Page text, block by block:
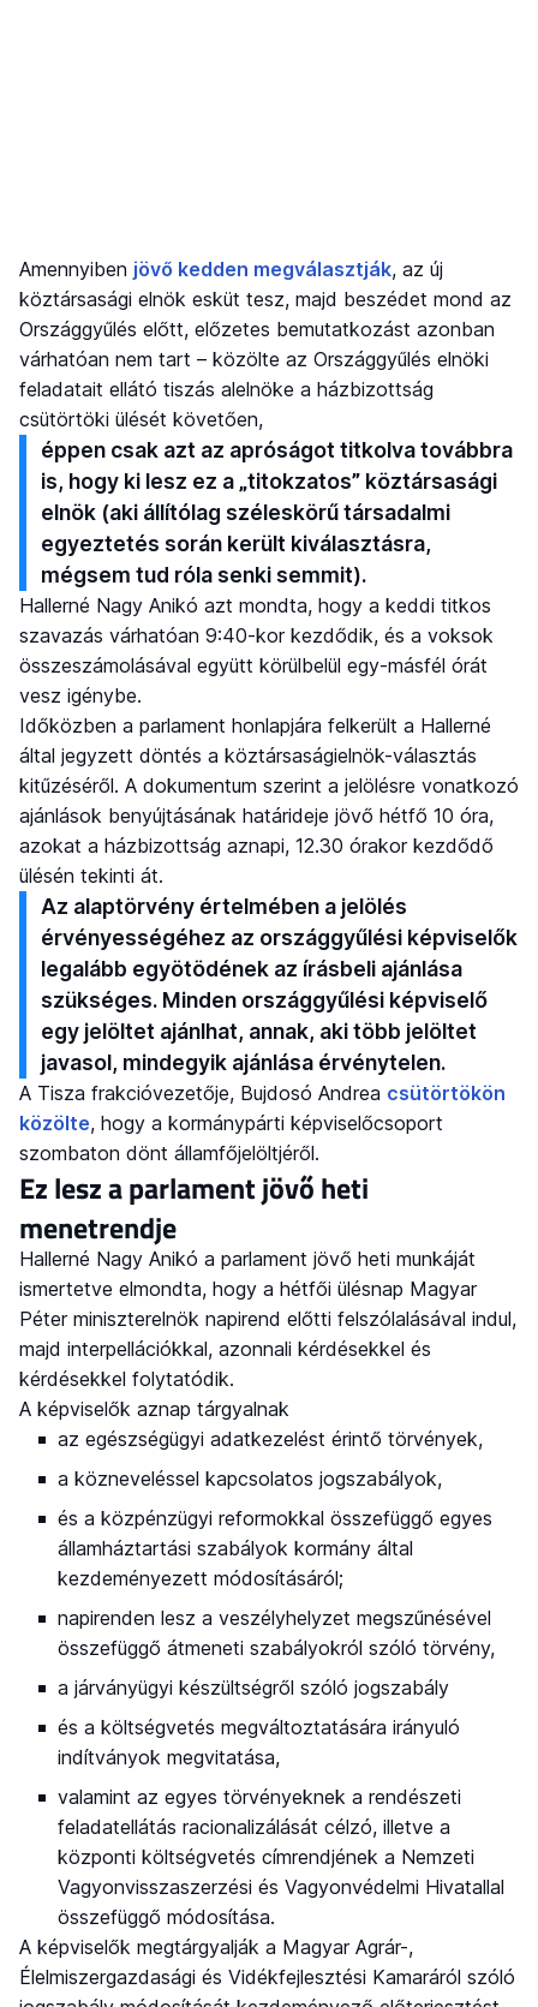
Amennyiben jövő kedden megválasztják, az új
köztársasági elnök esküt tesz, majd beszédet mond az
Országgyűlés előtt, előzetes bemutatkozást azonban
várhatóan nem tart – közölte az Országgyűlés elnöki
feladatait ellátó tiszás alelnöke a házbizottság
csütörtöki ülését követően,
éppen csak azt az apróságot titkolva továbbra
is, hogy ki lesz ez a „titokzatos” köztársasági
elnök (aki állítólag széleskörű társadalmi
egyeztetés során került kiválasztásra,
mégsem tud róla senki semmit).
Hallerné Nagy Anikó azt mondta, hogy a keddi titkos
szavazás várhatóan 9:40-kor kezdődik, és a voksok
összeszámolásával együtt körülbelül egy-másfél órát
vesz igénybe.
Időközben a parlament honlapjára felkerült a Hallerné
által jegyzett döntés a köztársaságielnök-választás
kitűzéséről. A dokumentum szerint a jelölésre vonatkozó
ajánlások benyújtásának határideje jövő hétfő 10 óra,
azokat a házbizottság aznapi, 12.30 órakor kezdődő
ülésén tekinti át.
Az alaptörvény értelmében a jelölés
érvényességéhez az országgyűlési képviselők
legalább egyötödének az írásbeli ajánlása
szükséges. Minden országgyűlési képviselő
egy jelöltet ajánlhat, annak, aki több jelöltet
javasol, mindegyik ajánlása érvénytelen.
A Tisza frakcióvezetője, Bujdosó Andrea csütörtökön
közölte, hogy a kormánypárti képviselőcsoport
szombaton dönt államfőjelöltjéről.
Ez lesz a parlament jövő heti
menetrendje
Hallerné Nagy Anikó a parlament jövő heti munkáját
ismertetve elmondta, hogy a hétfői ülésnap Magyar
Péter miniszterelnök napirend előtti felszólalásával indul,
majd interpellációkkal, azonnali kérdésekkel és
kérdésekkel folytatódik.
A képviselők aznap tárgyalnak
az egészségügyi adatkezelést érintő törvények,
a közneveléssel kapcsolatos jogszabályok,
és a közpénzügyi reformokkal összefüggő egyes
államháztartási szabályok kormány által
kezdeményezett módosításáról;
napirenden lesz a veszélyhelyzet megszűnésével
összefüggő átmeneti szabályokról szóló törvény,
a járványügyi készültségről szóló jogszabály
és a költségvetés megváltoztatására irányuló
indítványok megvitatása,
valamint az egyes törvényeknek a rendészeti
feladatellátás racionalizálását célzó, illetve a
központi költségvetés címrendjének a Nemzeti
Vagyonvisszaszerzési és Vagyonvédelmi Hivatallal
összefüggő módosítása.
A képviselők megtárgyalják a Magyar Agrár-,
Élelmiszergazdasági és Vidékfejlesztési Kamaráról szóló